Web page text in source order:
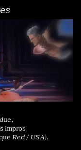
impros
Red/ USA).